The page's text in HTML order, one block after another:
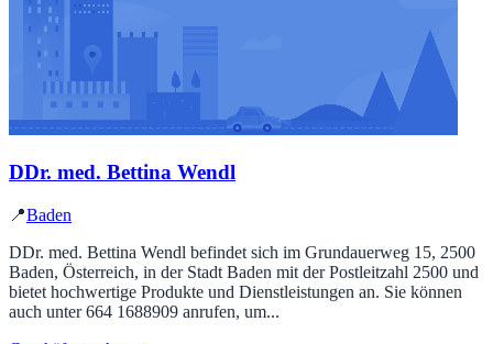
DDr. med. Bettina Wendl
📍Baden
DDr. med. Bettina Wendl befindet sich im Grundauerweg 15, 2500
Baden, Österreich, in der Stadt Baden mit der Postleitzahl 2500 und
bietet hochwertige Produkte und Dienstleistungen an. Sie können
auch unter 664 1688909 anrufen, um...